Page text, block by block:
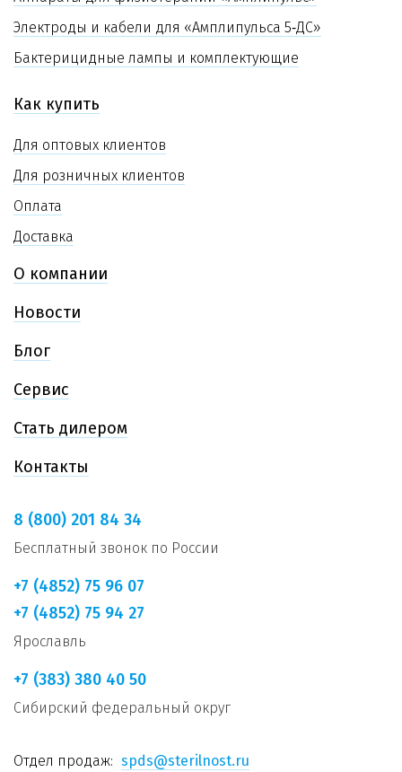
Электроды и кабели для «Амплипульса 5‑ДС»
Бактерицидные лампы и комплектующие
Как купить
Для оптовых клиентов
Для розничных клиентов
Оплата
Доставка
О компании
Новости
Блог
Сервис
Стать дилером
Контакты
8 (800) 201 84 34
Бесплатный звонок по России
+7 (4852) 75 96 07
+7 (4852) 75 94 27
Ярославль
+7 (383) 380 40 50
Сибирский федеральный округ
Отдел продаж: spds@sterilnost.ru